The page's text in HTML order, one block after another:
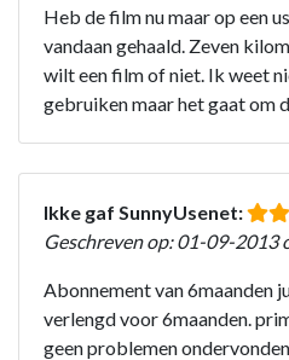
Heb de film nu maar op een
vandaan gehaald. Zeven
wilt een film of niet. Ik weet
gebruiken maar het gaat om
Ikke gaf SunnyUsenet:
Geschreven op: 01-09-2013
Abonnement van 6maanden
verlengd voor 6maanden.
geen problemen